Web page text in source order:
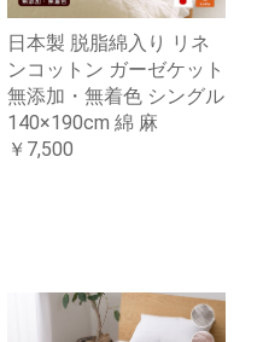
日本製 脱脂綿入り リネ
ンコットン ガーゼケット
無添加・無着色 シングル
140×190cm 綿 麻
￥7,500